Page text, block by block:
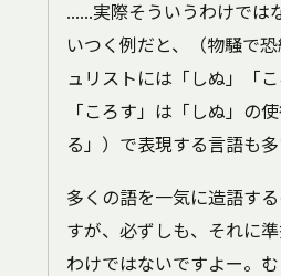
……実際そういうわけでは
いつく例だと、（物騒で
ュリストには「しぬ」「
「ころす」は「しぬ」の
る」）で表現する言語も多
多くの語を一気に造語す
すが、必ずしも、それに
わけではないですよー。